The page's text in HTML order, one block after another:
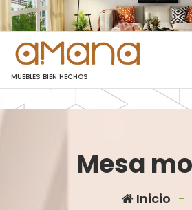
Saltar
al
contenido
MUEBLES BIEN HECHOS
Mesa
Inicio -